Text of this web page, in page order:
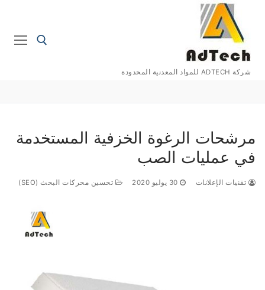
المحتوى
شركة ADTECH للمواد المعدنية المحدودة
مرشحات الرغوة الخزفية المستخدمة
في عمليات الصب
تقنيات الإعلانات 30 يوليو 2020 تحسين محركات البحث (SEO)